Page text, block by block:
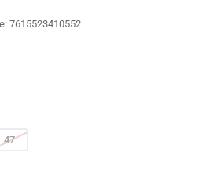
7615523410552
47